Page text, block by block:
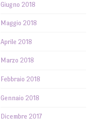
Giugno 2018
Maggio 2018
Aprile 2018
Marzo 2018
Febbraio 2018
Gennaio 2018
Dicembre 2017